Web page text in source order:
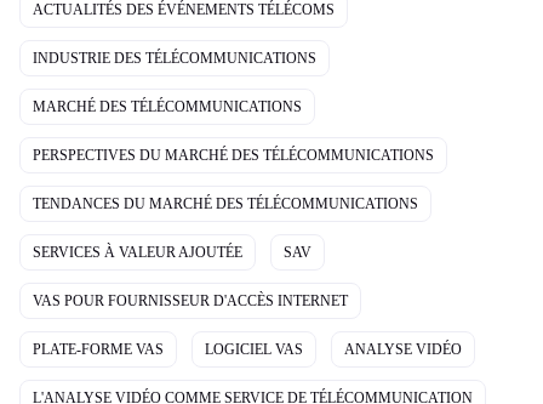
ACTUALITÉS DES ÉVÉNEMENTS TÉLÉCOMS
INDUSTRIE DES TÉLÉCOMMUNICATIONS
MARCHÉ DES TÉLÉCOMMUNICATIONS
PERSPECTIVES DU MARCHÉ DES TÉLÉCOMMUNICATIONS
TENDANCES DU MARCHÉ DES TÉLÉCOMMUNICATIONS
SERVICES À VALEUR AJOUTÉE SAV
VAS POUR FOURNISSEUR D'ACCÈS INTERNET
PLATE-FORME VAS LOGICIEL VAS ANALYSE VIDÉO
L'ANALYSE VIDÉO COMME SERVICE DE TÉLÉCOMMUNICATION